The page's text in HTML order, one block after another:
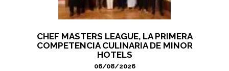
CHEF MASTERS LEAGUE, LA PRIMERA
COMPETENCIA CULINARIA DE MINOR
HOTELS
06/08/2026